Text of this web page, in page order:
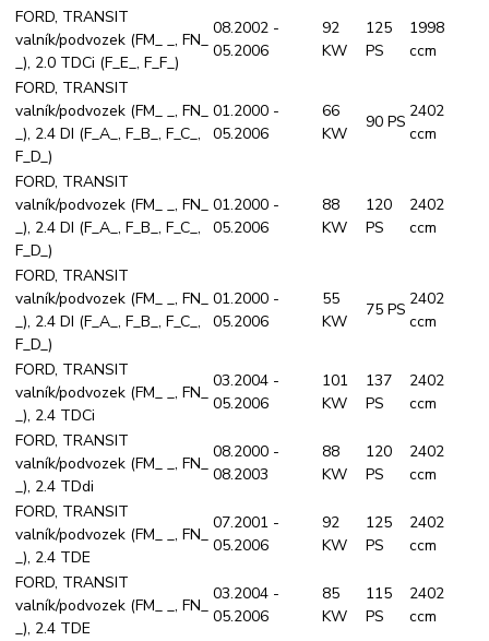
FORD, TRANSIT
valník/podvozek (FM_ _, FN_
_), 2.0 TDCi (F_E_, F_F_)
08.2002 -
05.2006
92
KW
125
PS
1998
ccm
FORD, TRANSIT
valník/podvozek (FM_ _, FN_
_), 2.4 DI (F_A_, F_B_, F_C_,
F_D_)
01.2000 -
05.2006
66
KW
90 PS
2402
ccm
FORD, TRANSIT
valník/podvozek (FM_ _, FN_
_), 2.4 DI (F_A_, F_B_, F_C_,
F_D_)
01.2000 -
05.2006
88
KW
120
PS
2402
ccm
FORD, TRANSIT
valník/podvozek (FM_ _, FN_
_), 2.4 DI (F_A_, F_B_, F_C_,
F_D_)
01.2000 -
05.2006
55
KW
75 PS
2402
ccm
FORD, TRANSIT
valník/podvozek (FM_ _, FN_
_), 2.4 TDCi
03.2004 -
05.2006
101
KW
137
PS
2402
ccm
FORD, TRANSIT
valník/podvozek (FM_ _, FN_
_), 2.4 TDdi
08.2000 -
08.2003
88
KW
120
PS
2402
ccm
FORD, TRANSIT
valník/podvozek (FM_ _, FN_
_), 2.4 TDE
07.2001 -
05.2006
92
KW
125
PS
2402
ccm
FORD, TRANSIT
valník/podvozek (FM_ _, FN_
_), 2.4 TDE
03.2004 -
05.2006
85
KW
115
PS
2402
ccm